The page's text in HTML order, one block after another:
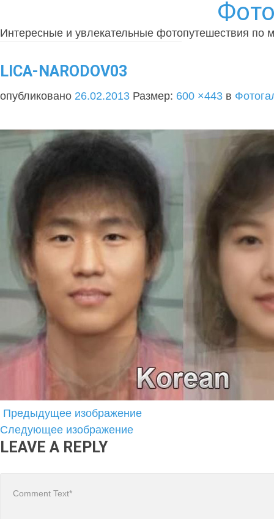
Интересные и увлекательные фотопутешествия по
LICA-NARODOV03
опубликовано 26.02.2013 Размер: 600 ×443 в
Предыдущее изображение
Следующее изображение
LEAVE A REPLY